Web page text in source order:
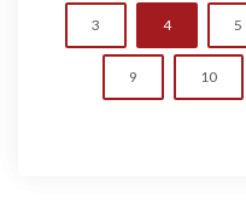
3 4 5
9 10